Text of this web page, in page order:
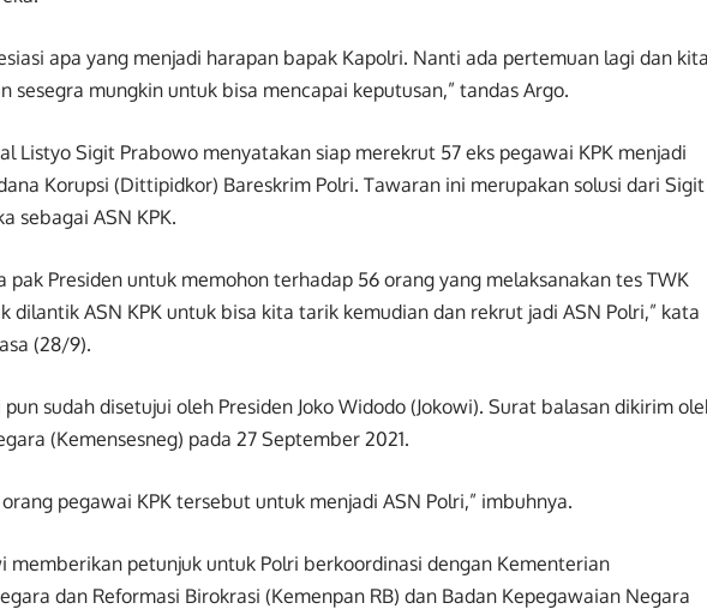
apa yang menjadi harapan bapak Kapolri. Nanti ada pertemuan lagi dan
sesegra mungkin untuk bisa mencapai keputusan,” tandas Argo.
Listyo Sigit Prabowo menyatakan siap merekrut 57 eks pegawai KPK menjadi
Korupsi (Dittipidkor) Bareskrim Polri. Tawaran ini merupakan solusi dari Sigit
sebagai ASN KPK.
pak Presiden untuk memohon terhadap 56 orang yang melaksanakan tes TWK
dilantik ASN KPK untuk bisa kita tarik kemudian dan rekrut jadi ASN Polri,” kata
(28/9).
sudah disetujui oleh Presiden Joko Widodo (Jokowi). Surat balasan dikirim
(Kemensesneg) pada 27 September 2021.
pegawai KPK tersebut untuk menjadi ASN Polri,” imbuhnya.
memberikan petunjuk untuk Polri berkoordinasi dengan Kementerian
dan Reformasi Birokrasi (Kemenpan RB) dan Badan Kepegawaian Negara